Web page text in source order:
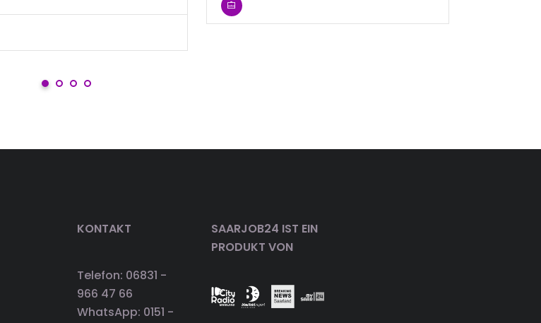
KONTAKT
Telefon: 06831 -
966 47 66
WhatsApp: 0151 -
SAARJOB24 IST EIN
PRODUKT VON